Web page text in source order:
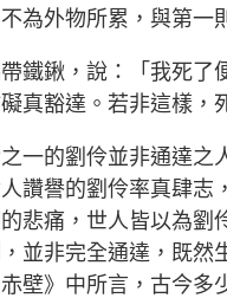
為外物所累，與第一
鐵鍬，說：「我死
真豁達。若非這樣，
一的劉伶並非通達
讚譽的劉伶率真肆志
悲痛，世人皆以為
並非完全通達，既
壁》中所言，古今多